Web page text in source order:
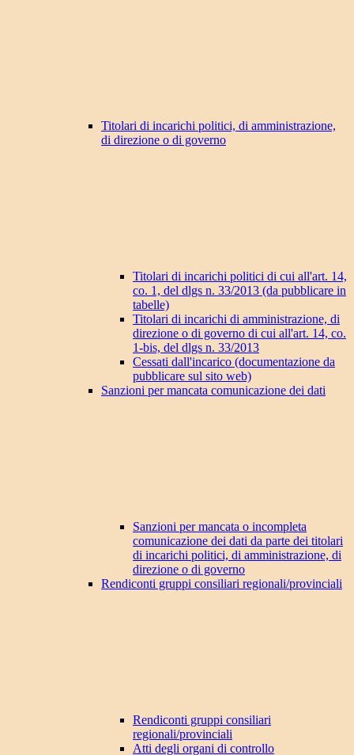
Titolari di incarichi politici, di amministrazione,
di direzione o di governo
Titolari di incarichi politici di cui all'art. 14,
co. 1, del dlgs n. 33/2013 (da pubblicare in
tabelle)
Titolari di incarichi di amministrazione, di
direzione o di governo di cui all'art. 14, co.
1-bis, del dlgs n. 33/2013
Cessati dall'incarico (documentazione da
pubblicare sul sito web)
Sanzioni per mancata comunicazione dei dati
Sanzioni per mancata o incompleta
comunicazione dei dati da parte dei titolari
di incarichi politici, di amministrazione, di
direzione o di governo
Rendiconti gruppi consiliari regionali/provinciali
Rendiconti gruppi consiliari
regionali/provinciali
Atti degli organi di controllo